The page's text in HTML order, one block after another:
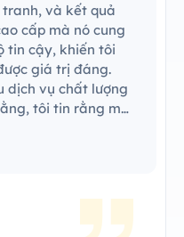
và kết quả
cấp mà nó cung
cậy, khiến tôi
giá trị đáng.
vụ chất lượng
tôi tin rằng mỗi